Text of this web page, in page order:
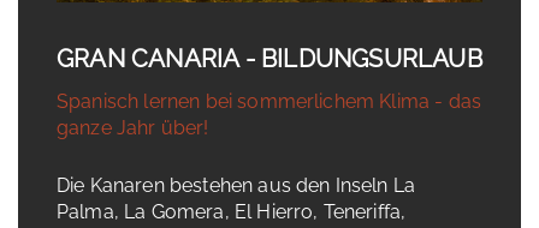
GRAN CANARIA - BILDUNGSURLAUB
Spanisch lernen bei sommerlichem Klima - das
ganze Jahr über!
Die Kanaren bestehen aus den Inseln La
Palma, La Gomera, El Hierro, Teneriffa,